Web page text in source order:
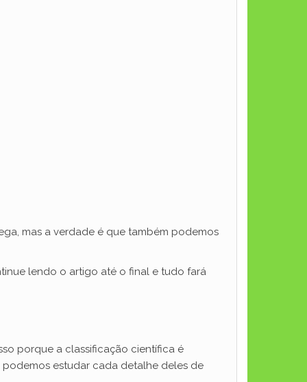
mas a verdade é que também podemos
lendo o artigo até o final e tudo fará
porque a classificação científica é
podemos estudar cada detalhe deles de